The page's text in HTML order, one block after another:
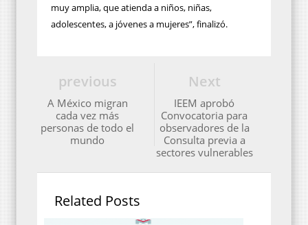
muy amplia, que atienda a niños, niñas,
adolescentes, a jóvenes a mujeres”, finalizó.
Next
IEEM aprobó
Convocatoria para
observadores de la
Consulta previa a
sectores vulnerables
previous
A México migran
cada vez más
personas de todo el
mundo
Related Posts